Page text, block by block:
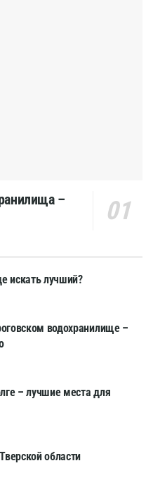
–
искать лучший?
водохранилище –
– лучшие места для
области